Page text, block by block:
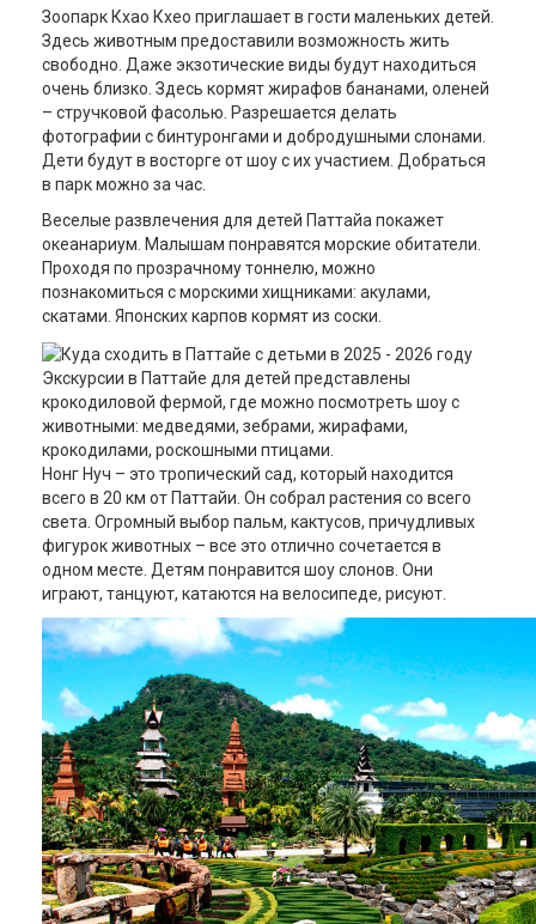
Зоопарк Кхао Кхео приглашает в гости маленьких детей.
Здесь животным предоставили возможность жить
свободно. Даже экзотические виды будут находиться
очень близко. Здесь кормят жирафов бананами, оленей
– стручковой фасолью. Разрешается делать
фотографии с бинтуронгами и добродушными слонами.
Дети будут в восторге от шоу с их участием. Добраться
в парк можно за час.
Веселые развлечения для детей Паттайа покажет
океанариум. Малышам понравятся морские обитатели.
Проходя по прозрачному тоннелю, можно
познакомиться с морскими хищниками: акулами,
скатами. Японских карпов кормят из соски.
Экскурсии в Паттайе для детей представлены
крокодиловой фермой, где можно посмотреть шоу с
животными: медведями, зебрами, жирафами,
крокодилами, роскошными птицами.
Нонг Нуч – это тропический сад, который находится
всего в 20 км от Паттайи. Он собрал растения со всего
света. Огромный выбор пальм, кактусов, причудливых
фигурок животных – все это отлично сочетается в
одном месте. Детям понравится шоу слонов. Они
играют, танцуют, катаются на велосипеде, рисуют.